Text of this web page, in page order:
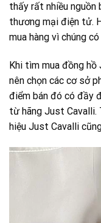
thấy rất nhiều nguồn
thương mại điện tử.
mua hàng vì chúng
Khi tìm mua đồng
nên chọn các cơ sở
điểm bán đó có đầy
từ hãng Just Cavalli.
hiệu Just Cavalli